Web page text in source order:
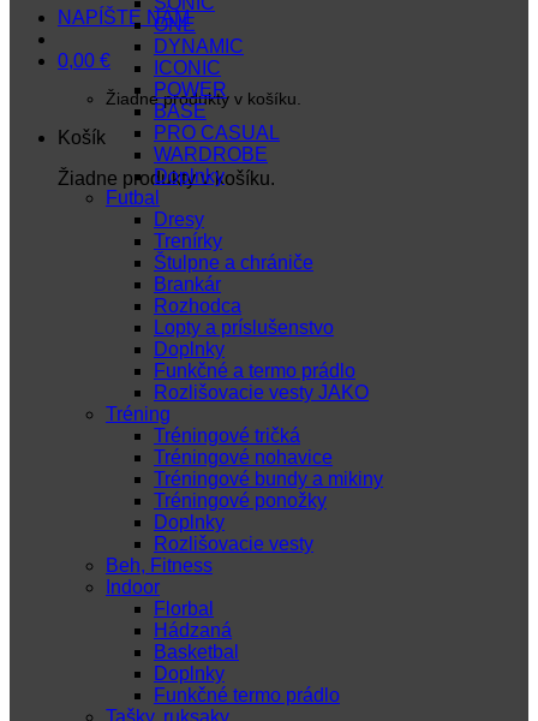
NAPÍŠTE NÁM
0,00 €
Žiadne produkty v košíku.
Košík
Žiadne produkty v košíku.
ONE
DYNAMIC
ICONIC
POWER
BASE
PRO CASUAL
WARDROBE
Doplnky
Futbal
Dresy
Trenírky
Štulpne a chrániče
Brankár
Rozhodca
Lopty a príslušenstvo
Doplnky
Funkčné a termo prádlo
Rozlišovacie vesty JAKO
Tréning
Tréningové tričká
Tréningové nohavice
Tréningové bundy a mikiny
Tréningové ponožky
Doplnky
Rozlišovacie vesty
Beh, Fitness
Indoor
Florbal
Hádzaná
Basketbal
Doplnky
Funkčné termo prádlo
Tašky, ruksaky